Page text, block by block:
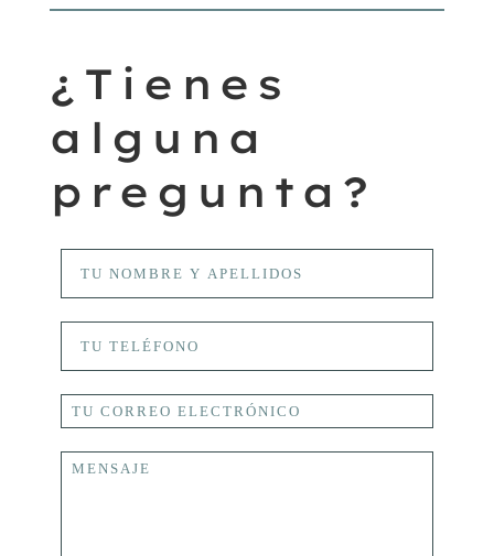
¿Tienes
alguna
pregunta?